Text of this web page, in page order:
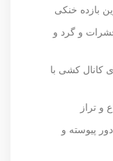
بازده خنکی
و گرد و
کانال کشی با
و تراز
پیوسته و